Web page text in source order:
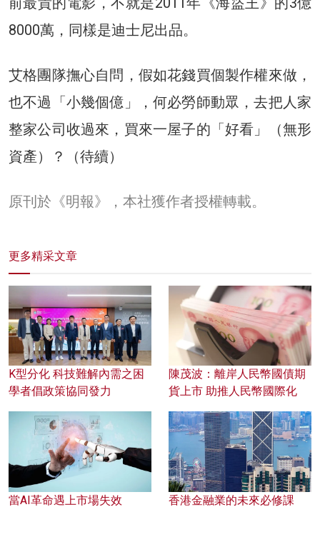
8000萬，同樣是迪士尼出品。
艾格團隊撫心自問，假如花錢買個製作權來做，
也不過「小幾個億」，何必勞師動眾，去把人家
整家公司收過來，買來一屋子的「好看」（無形
資產）？（待續）
原刊於《明報》，本社獲作者授權轉載。
更多精采文章
K型分化 科技難解內需之困
學者倡政策協同發力
陳茂波：離岸人民幣國債期
貨上市 助推人民幣國際化
當AI革命遇上市場失效 香港金融業的未來必修課